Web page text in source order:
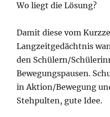
Wo liegt die Lösung?
Damit diese vom
Langzeitgedächtnis
den Schülern/
Bewegungspausen.
in Aktion/Bewegung
Stehpulten, gute Idee.